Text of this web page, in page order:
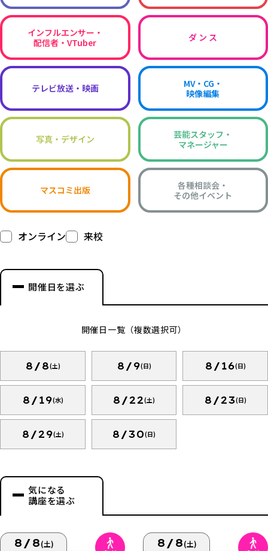
インフルエンサー・
配信者・VTuber
ダ ン ス
テレビ放送・映画
MV・CG・
映像編集
写真・デザイン
芸能スタッフ・
マネージャー
マスコミ出版
各種相談会・
その他イベント
オンライン 来校
開催日を選ぶ
開催日一覧（複数選択可）
8/8(土) 8/9(日) 8/16(日)
8/19(水) 8/22(土) 8/23(日)
8/29(土) 8/30(日)
気になる
講座を選ぶ
8/8(土) 8/8(土)